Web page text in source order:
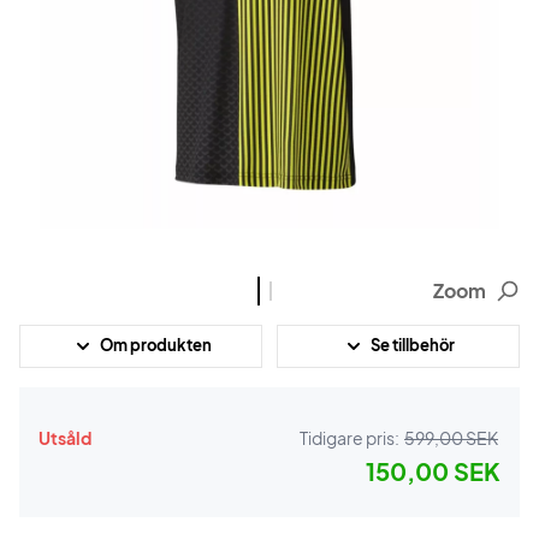
Zoom
Om produkten Se tillbehör
Utsåld Tidigare pris: 599,00 SEK
150,00 SEK